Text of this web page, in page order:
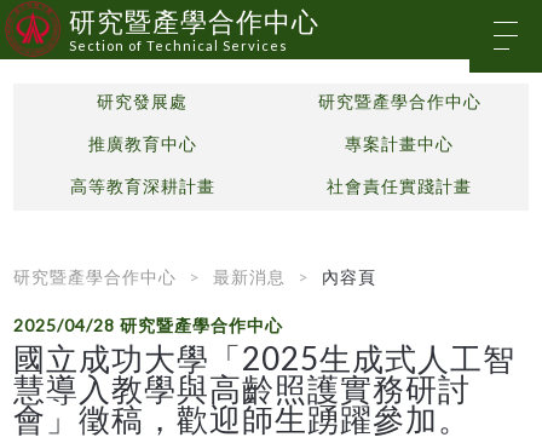
研究暨產學合作中心
Section of Technical Services
研究發展處 研究暨產學合作中心
推廣教育中心 專案計畫中心
高等教育深耕計畫 社會責任實踐計畫
研究暨產學合作中心 最新消息 內容頁
2025/04/28研究暨產學合作中心
國立成功大學「2025生成式人工智
慧導入教學與高齡照護實務研討
會」徵稿，歡迎師生踴躍參加。